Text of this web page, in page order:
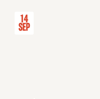
14
Sep